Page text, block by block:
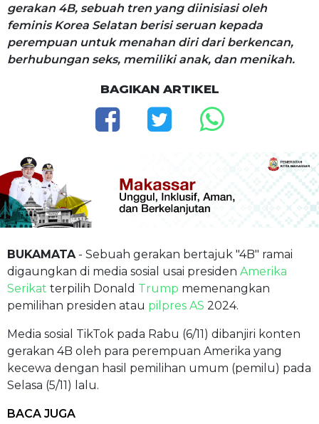
gerakan 4B, sebuah tren yang diinisiasi oleh
feminis Korea Selatan berisi seruan kepada
perempuan untuk menahan diri dari berkencan,
berhubungan seks, memiliki anak, dan menikah.
BAGIKAN ARTIKEL
BUKAMATA - Sebuah gerakan bertajuk "4B" ramai
digaungkan di media sosial usai presiden Amerika
Serikat terpilih Donald Trump memenangkan
pemilihan presiden atau pilpres AS 2024.
Media sosial TikTok pada Rabu (6/11) dibanjiri konten
gerakan 4B oleh para perempuan Amerika yang
kecewa dengan hasil pemilihan umum (pemilu) pada
Selasa (5/11) lalu.
BACA JUGA